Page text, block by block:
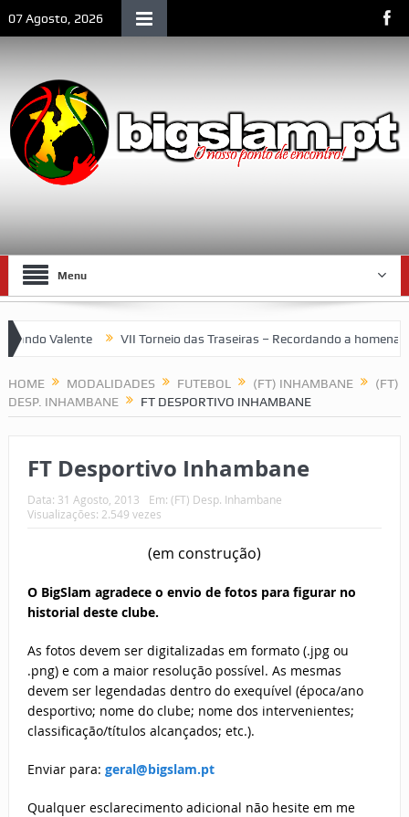
07 Agosto, 2026
Menu
Valente VII Torneio das Traseiras – Recordando a
HOME MODALIDADES FUTEBOL (FT) INHAMBANE
(FT)
DESP. INHAMBANE
FT DESPORTIVO INHAMBANE
FT Desportivo Inhambane
Data: 31 Agosto, 2013 Em: (FT) Desp. Inhambane
Visualizações: 2.549 vezes
(em construção)
O BigSlam agradece o envio de fotos para figurar no
historial deste clube.
As fotos devem ser digitalizadas em formato (.jpg ou
.png) e com a maior resolução possível. As mesmas
devem ser legendadas dentro do exequível (época/ano
desportivo; nome do clube; nome dos intervenientes;
classificação/títulos alcançados; etc.).
Enviar para: geral@bigslam.pt
Qualquer esclarecimento adicional não hesite em me